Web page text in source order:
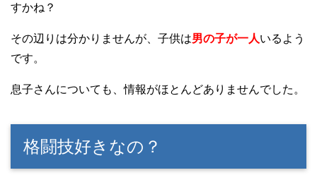
すかね？
その辺りは分かりませんが、子供は男の子が一人いるよう
です。
息子さんについても、情報がほとんどありませんでした。
格闘技好きなの？